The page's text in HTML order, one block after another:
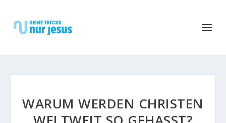
WARUM WERDEN CHRISTEN